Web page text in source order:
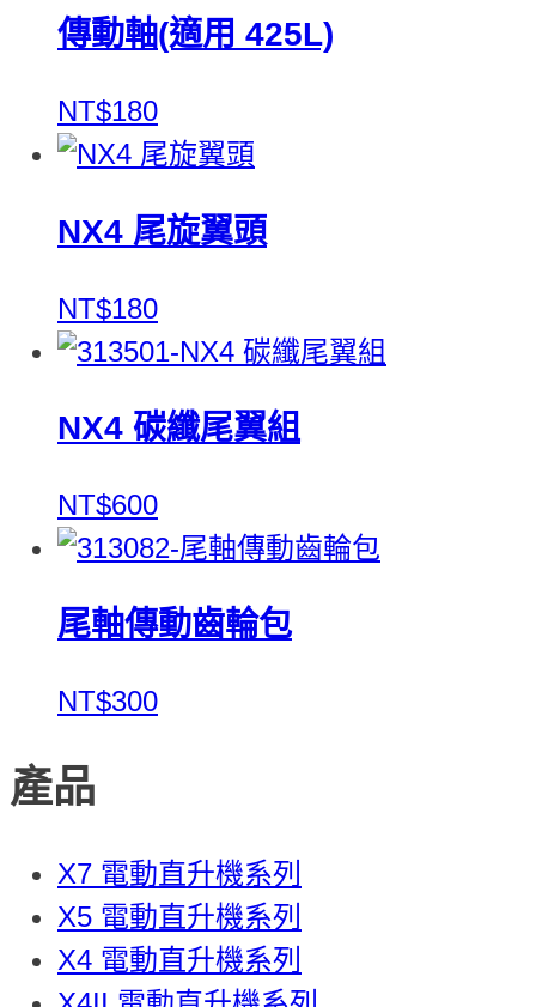
傳動軸(適用 425L)
NT$180
NX4 尾旋翼頭
NT$180
NX4 碳纖尾翼組
NT$600
尾軸傳動齒輪包
NT$300
產品
X7 電動直升機系列
X5 電動直升機系列
X4 電動直升機系列